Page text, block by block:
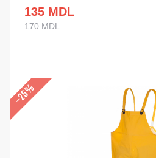
135 MDL
170 MDL
–25%